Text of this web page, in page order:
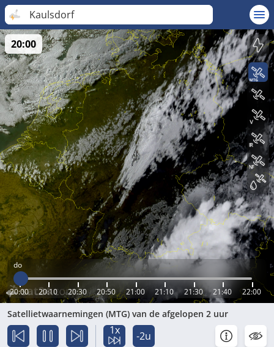
Kaulsdorf
do
20:00 20:10 20:30 20:50 21:00 21:10 21:30 21:40 22:00
20:00
Satellietwaarnemingen (MTG) van de afgelopen 2 uur
1x -2u